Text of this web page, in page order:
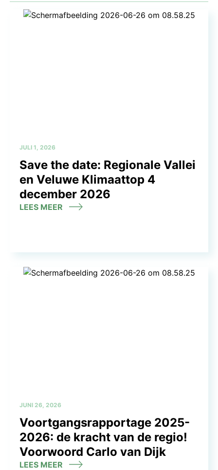
JULI 1, 2026
Save the date: Regionale Vallei
en Veluwe Klimaattop 4
december 2026
LEES MEER
JUNI 26, 2026
Voortgangsrapportage 2025-
2026: de kracht van de regio!
Voorwoord Carlo van Dijk
LEES MEER